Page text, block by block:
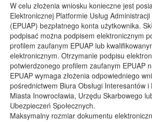
W celu złożenia wniosku konieczne jest
Elektronicznej Platformie Usług
(EPUAP) bezpłatnego konta użytkownika.
podpisać można podpisem elektronicznym
profilem zaufanym EPUAP lub
elektronicznym. Otrzymanie podpisu
potwierdzonego profilem zaufanym EPUAP
EPUAP wymaga złożenia odpowiedniego
pośrednictwem Biura Obsługi Interesantów i
Miasta Inowrocławia, Urzędu Skarbowego
Ubezpieczeń Społecznych.
Maksymalny rozmiar dokumentu